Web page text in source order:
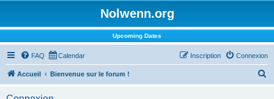
Nolwenn.org
Upcoming Dates
FAQ Calendar Connexion
Inscription
Accueil Bienvenue sur le forum !